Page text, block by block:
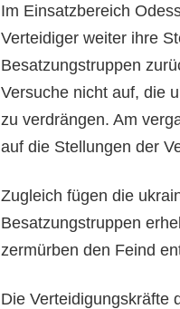
Im Einsatzbereich
Verteidiger weiter ihre
Besatzungstruppen
Versuche nicht auf, die
zu verdrängen. Am
auf die Stellungen der
Zugleich fügen die
Besatzungstruppen
zermürben den Feind
Die Verteidigungskräfte